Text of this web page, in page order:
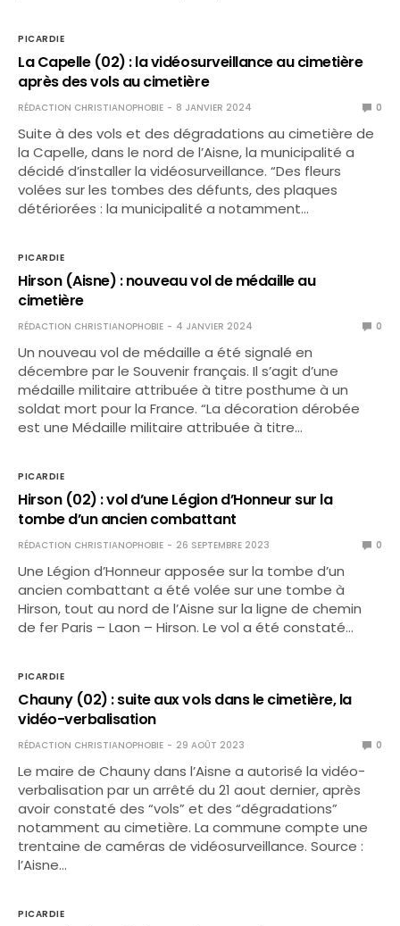
PICARDIE
La Capelle (02) : la vidéosurveillance au cimetière
après des vols au cimetière
RÉDACTION CHRISTIANOPHOBIE 8 JANVIER 2024 0
Suite à des vols et des dégradations au cimetière de
la Capelle, dans le nord de l’Aisne, la municipalité a
décidé d’installer la vidéosurveillance. “Des fleurs
volées sur les tombes des défunts, des plaques
détériorées : la municipalité a notamment…
PICARDIE
Hirson (Aisne) : nouveau vol de médaille au
cimetière
RÉDACTION CHRISTIANOPHOBIE 4 JANVIER 2024 0
Un nouveau vol de médaille a été signalé en
décembre par le Souvenir français. Il s’agit d’une
médaille militaire attribuée à titre posthume à un
soldat mort pour la France. “La décoration dérobée
est une Médaille militaire attribuée à titre…
PICARDIE
Hirson (02) : vol d’une Légion d’Honneur sur la
tombe d’un ancien combattant
RÉDACTION CHRISTIANOPHOBIE 26 SEPTEMBRE 2023 0
Une Légion d’Honneur apposée sur la tombe d’un
ancien combattant a été volée sur une tombe à
Hirson, tout au nord de l’Aisne sur la ligne de chemin
de fer Paris – Laon – Hirson. Le vol a été constaté…
PICARDIE
Chauny (02) : suite aux vols dans le cimetière, la
vidéo-verbalisation
RÉDACTION CHRISTIANOPHOBIE 29 AOÛT 2023 0
Le maire de Chauny dans l’Aisne a autorisé la vidéo-
verbalisation par un arrêté du 21 aout dernier, après
avoir constaté des “vols” et des “dégradations”
notamment au cimetière. La commune compte une
trentaine de caméras de vidéosurveillance. Source :
l’Aisne…
PICARDIE